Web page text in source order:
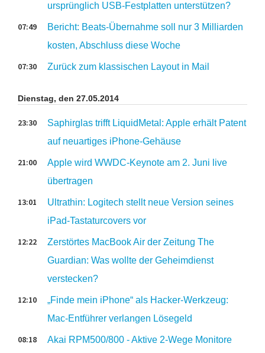
ursprünglich USB-Festplatten unterstützen?
Bericht: Beats-Übernahme soll nur 3 Milliarden
kosten, Abschluss diese Woche
07:49
Zurück zum klassischen Layout in Mail
07:30
Dienstag, den 27.05.2014
Saphirglas trifft LiquidMetal: Apple erhält Patent
auf neuartiges iPhone-Gehäuse
23:30
Apple wird WWDC-Keynote am 2. Juni live
übertragen
21:00
Ultrathin: Logitech stellt neue Version seines
iPad-Tastaturcovers vor
13:01
Zerstörtes MacBook Air der Zeitung The
Guardian: Was wollte der Geheimdienst
verstecken?
12:22
„Finde mein iPhone“ als Hacker-Werkzeug:
Mac-Entführer verlangen Lösegeld
12:10
Akai RPM500/800 - Aktive 2-Wege Monitore
08:18